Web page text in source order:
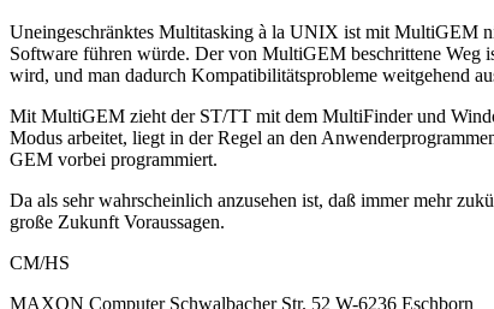
Uneingeschränktes Multitasking à la UNIX ist mit MultiGEM
Software führen würde. Der von MultiGEM beschrittene Weg
wird, und man dadurch Kompatibilitätsprobleme weitgehend
Mit MultiGEM zieht der ST/TT mit dem MultiFinder und
Modus arbeitet, liegt in der Regel an den
GEM vorbei programmiert.
Da als sehr wahrscheinlich anzusehen ist, daß immer mehr
große Zukunft Voraussagen.
CM/HS
MAXON Computer Schwalbacher Str. 52 W-6236 Eschborn